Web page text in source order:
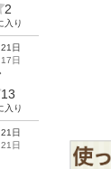
2
入り
日
日
13
入り
日
日